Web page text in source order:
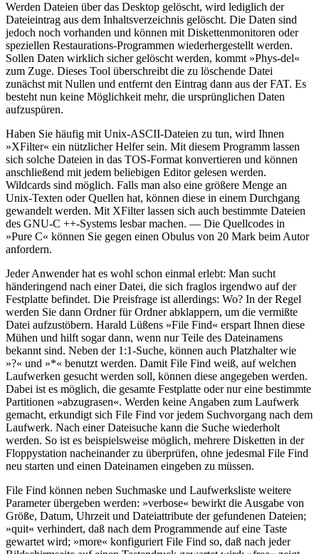
Werden Dateien über das Desktop gelöscht, wird lediglich der
Dateieintrag aus dem Inhaltsverzeichnis gelöscht. Die Daten sind
jedoch noch vorhanden und können mit Diskettenmonitoren oder
speziellen Restaurations-Programmen wiederhergestellt werden.
Sollen Daten wirklich sicher gelöscht werden, kommt »Phys-del«
zum Zuge. Dieses Tool überschreibt die zu löschende Datei
zunächst mit Nullen und entfernt den Eintrag dann aus der FAT. Es
besteht nun keine Möglichkeit mehr, die ursprünglichen Daten
aufzuspüren.
Haben Sie häufig mit Unix-ASCII-Dateien zu tun, wird Ihnen
»XFilter« ein nützlicher Helfer sein. Mit diesem Programm lassen
sich solche Dateien in das TOS-Format konvertieren und können
anschließend mit jedem beliebigen Editor gelesen werden.
Wildcards sind möglich. Falls man also eine größere Menge an
Unix-Texten oder Quellen hat, können diese in einem Durchgang
gewandelt werden. Mit XFilter lassen sich auch bestimmte Dateien
des GNU-C ++-Systems lesbar machen. — Die Quellcodes in
»Pure C« können Sie gegen einen Obulus von 20 Mark beim Autor
anfordern.
Jeder Anwender hat es wohl schon einmal erlebt: Man sucht
händeringend nach einer Datei, die sich fraglos irgendwo auf der
Festplatte befindet. Die Preisfrage ist allerdings: Wo? In der Regel
werden Sie dann Ordner für Ordner abklappern, um die vermißte
Datei aufzustöbern. Harald Lüßens »File Find« erspart Ihnen diese
Mühen und hilft sogar dann, wenn nur Teile des Dateinamens
bekannt sind. Neben der 1:1-Suche, können auch Platzhalter wie
»?« und »*« benutzt werden. Damit File Find weiß, auf welchen
Laufwerken gesucht werden soll, können diese angegeben werden.
Dabei ist es möglich, die gesamte Festplatte oder nur eine bestimmte
Partitionen »abzugrasen«. Werden keine Angaben zum Laufwerk
gemacht, erkundigt sich File Find vor jedem Suchvorgang nach dem
Laufwerk. Nach einer Dateisuche kann die Suche wiederholt
werden. So ist es beispielsweise möglich, mehrere Disketten in der
Floppystation nacheinander zu überprüfen, ohne jedesmal File Find
neu starten und einen Dateinamen eingeben zu müssen.
File Find können neben Suchmaske und Laufwerksliste weitere
Parameter übergeben werden: »verbose« bewirkt die Ausgabe von
Größe, Datum, Uhrzeit und Dateiattribute der gefundenen Dateien;
»quit« verhindert, daß nach dem Programmende auf eine Taste
gewartet wird; »more« konfiguriert File Find so, daß nach jeder